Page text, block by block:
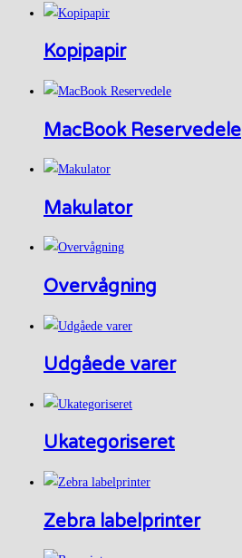
Kopipapir
MacBook Reservedele
Makulator
Overvågning
Udgåede varer
Ukategoriseret
Zebra labelprinter